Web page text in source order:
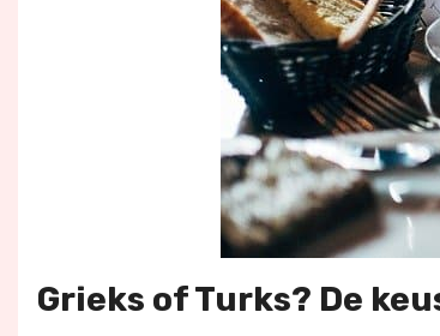
Grieks of Turks? De